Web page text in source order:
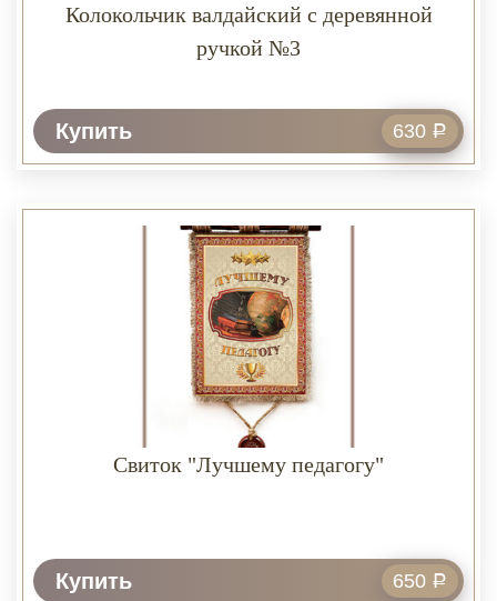
Колокольчик валдайский с деревянной
ручкой №3
Купить 630 Р
Свиток "Лучшему педагогу"
Купить 650 Р